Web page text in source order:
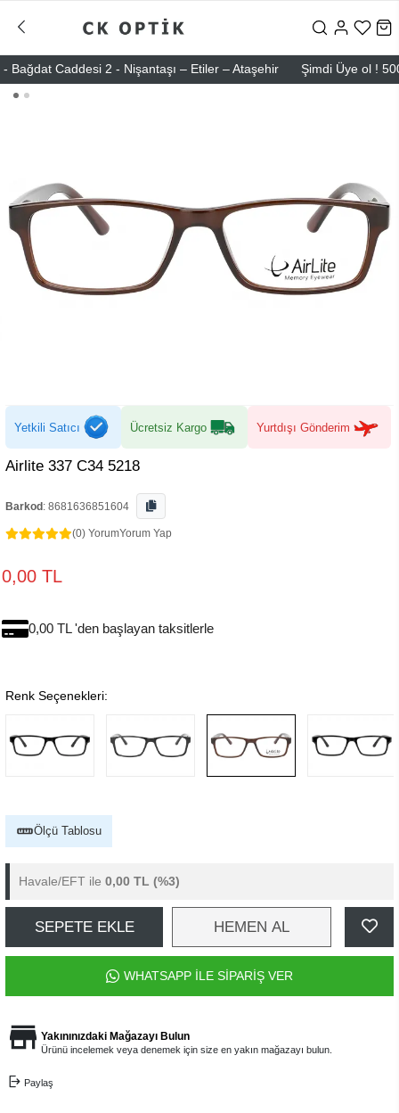
Caddesi 2 - Nişantaşı – Etiler – Ataşehir Şimdi Üye ol ! 5000
Yetkili Satıcı Ücretsiz Kargo Yurtdışı Gönderim
Airlite 337 C34 5218
Barkod : 8681636851604
(0) YorumYorum Yap
0,00 TL
0,00 TL 'den başlayan taksitlerle
Renk Seçenekleri:
Ölçü Tablosu
Havale/EFT ile 0,00 TL (%3)
SEPETE EKLE HEMEN AL
WHATSAPP İLE SİPARİŞ VER
Yakınınızdaki Mağazayı Bulun
Ürünü incelemek veya denemek için size en yakın mağazayı bulun.
Paylaş